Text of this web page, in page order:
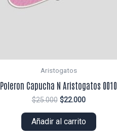
Aristogatos
Poleron Capucha N Aristogatos 0010
$25.000 El
original
era:
$22.000El
actual
es:
Añadir al carrito